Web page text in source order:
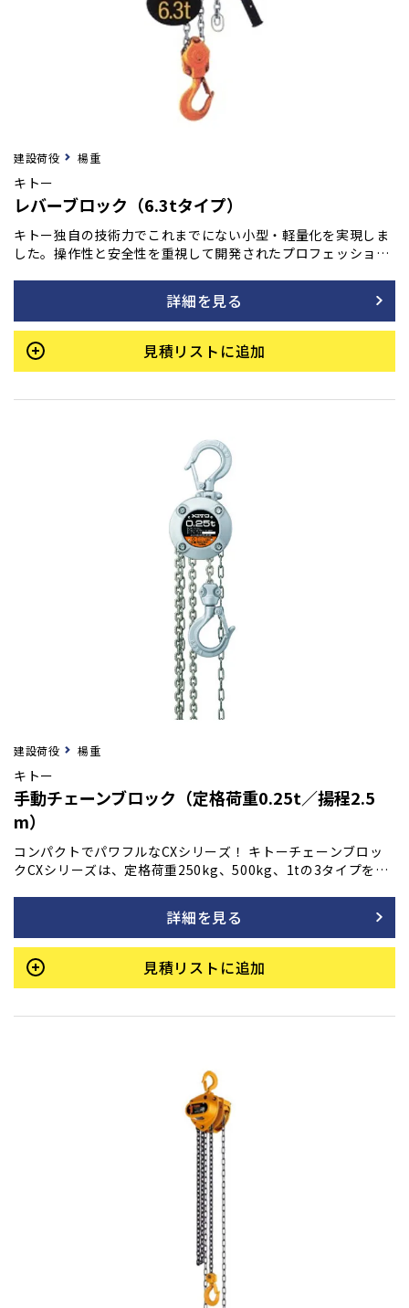
建設荷役 楊重
キトー
レバーブロック（6.3tタイプ）
キトー独自の技術力でこれまでにない小型・軽量化を実現しま
した。操作性と安全性を重視して開発されたプロフェッショナ
詳細を見る
見積リストに追加
建設荷役 楊重
キトー
手動チェーンブロック（定格荷重0.25t／揚程2.5
m）
コンパクトでパワフルなCXシリーズ！ キトーチェーンブロッ
クCXシリーズは、定格荷重250kg、500kg、1tの3タイプをご
く、用途の幅がいっそう広がります。
詳細を見る
見積リストに追加